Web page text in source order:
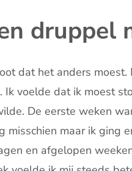
druppel
dat het anders moest.
Ik voelde dat ik moest
De eerste weken
misschien maar ik ging
en afgelopen